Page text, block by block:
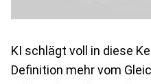
KI schlägt voll in diese
Definition mehr vom